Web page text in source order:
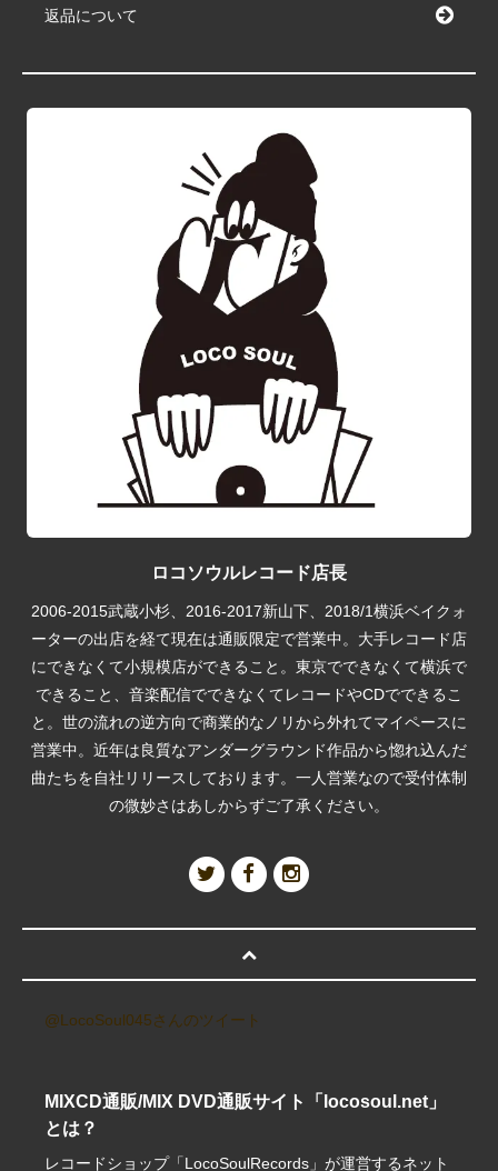
返品について
ロコソウルレコード店長
2006-2015武蔵小杉、2016-2017新山下、2018/1横浜ベイクォ
ーターの出店を経て現在は通販限定で営業中。大手レコード店
にできなくて小規模店ができること。東京でできなくて横浜で
できること、音楽配信でできなくてレコードやCDでできるこ
と。世の流れの逆方向で商業的なノリから外れてマイペースに
営業中。近年は良質なアンダーグラウンド作品から惚れ込んだ
曲たちを自社リリースしております。一人営業なので受付体制
の微妙さはあしからずご了承ください。
@LocoSoul045さんのツイート
MIXCD通販/MIX DVD通販サイト「locosoul.net」
とは？
レコードショップ「LocoSoulRecords」が運営するネット